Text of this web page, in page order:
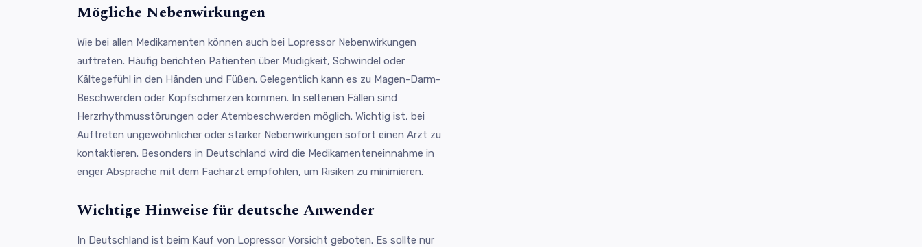
Mögliche Nebenwirkungen
Wie bei allen Medikamenten können auch bei Lopressor Nebenwirkungen
auftreten. Häufig berichten Patienten über Müdigkeit, Schwindel oder
Kältegefühl in den Händen und Füßen. Gelegentlich kann es zu Magen-Darm-
Beschwerden oder Kopfschmerzen kommen. In seltenen Fällen sind
Herzrhythmusstörungen oder Atembeschwerden möglich. Wichtig ist, bei
Auftreten ungewöhnlicher oder starker Nebenwirkungen sofort einen Arzt zu
kontaktieren. Besonders in Deutschland wird die Medikamenteneinnahme in
enger Absprache mit dem Facharzt empfohlen, um Risiken zu minimieren.
Wichtige Hinweise für deutsche Anwender
In Deutschland ist beim Kauf von Lopressor Vorsicht geboten. Es sollte nur